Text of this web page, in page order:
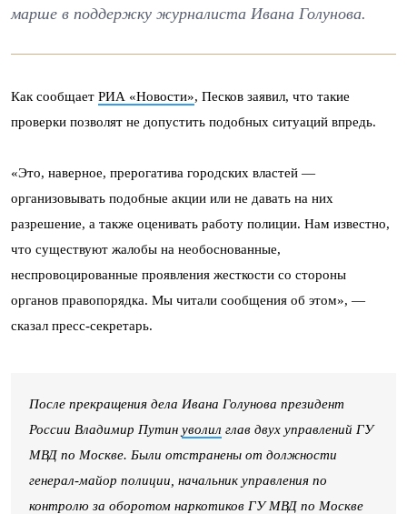
марше в поддержку журналиста Ивана Голунова.
Как сообщает РИА «Новости», Песков заявил, что такие
проверки позволят не допустить подобных ситуаций впредь.
«Это, наверное, прерогатива городских властей —
организовывать подобные акции или не давать на них
разрешение, а также оценивать работу полиции. Нам известно,
что существуют жалобы на необоснованные,
неспровоцированные проявления жесткости со стороны
органов правопорядка. Мы читали сообщения об этом», —
сказал пресс-секретарь.
После прекращения дела Ивана Голунова президент
России Владимир Путин уволил глав двух управлений ГУ
МВД по Москве. Были отстранены от должности
генерал-майор полиции, начальник управления по
контролю за оборотом наркотиков ГУ МВД по Москве